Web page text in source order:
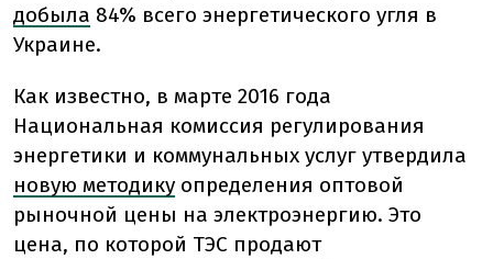
добыла 84% всего энергетического угля в
Украине.
Как известно, в марте 2016 года
Национальная комиссия регулирования
энергетики и коммунальных услуг утвердила
новую методику определения оптовой
рыночной цены на электроэнергию. Это
цена, по которой ТЭС продают